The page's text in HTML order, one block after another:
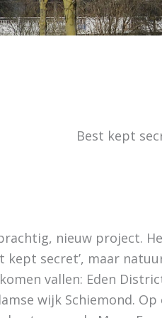
Best kept
nieuw project.
kept secret’, maar
vallen: Eden
wijk Schiemond.